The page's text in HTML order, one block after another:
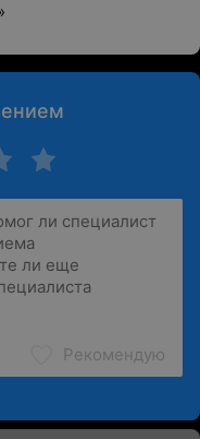
Рекомендую